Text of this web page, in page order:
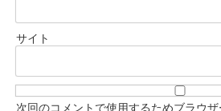
サイト
次回のコメントで使用するためブラウ